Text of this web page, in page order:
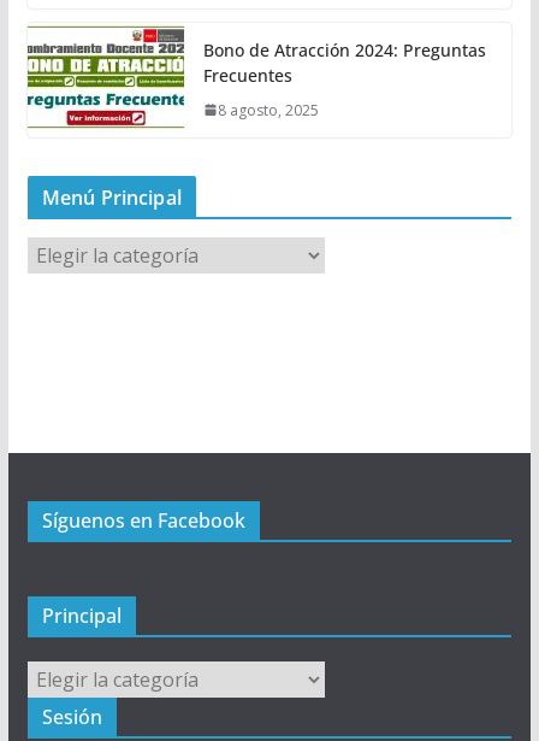
Bono de Atracción 2024: Preguntas
Frecuentes
8 agosto, 2025
Menú Principal
M
e
Síguenos en Facebook
Principal
Principal
Sesión